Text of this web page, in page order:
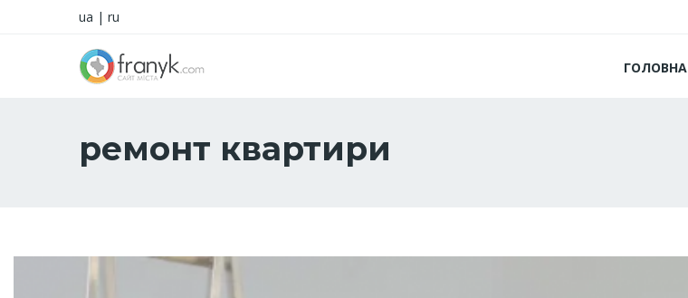
ua | ru
ГОЛОВНА
ремонт квартири